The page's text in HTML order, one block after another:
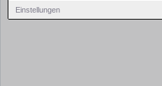
Einstellungen